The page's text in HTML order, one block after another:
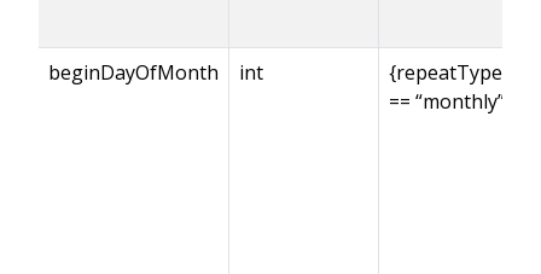
beginDayOfMonth int
{repeatType}
== “monthly”